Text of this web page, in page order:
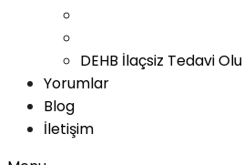
DEHB İlaçsiz Tedavi
Yorumlar
Blog
İletişim